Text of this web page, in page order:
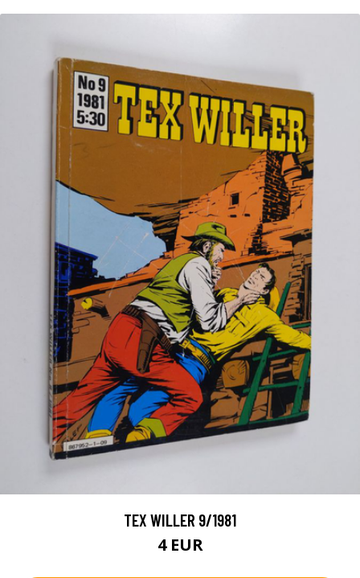
TEX WILLER 9/1981
4 EUR